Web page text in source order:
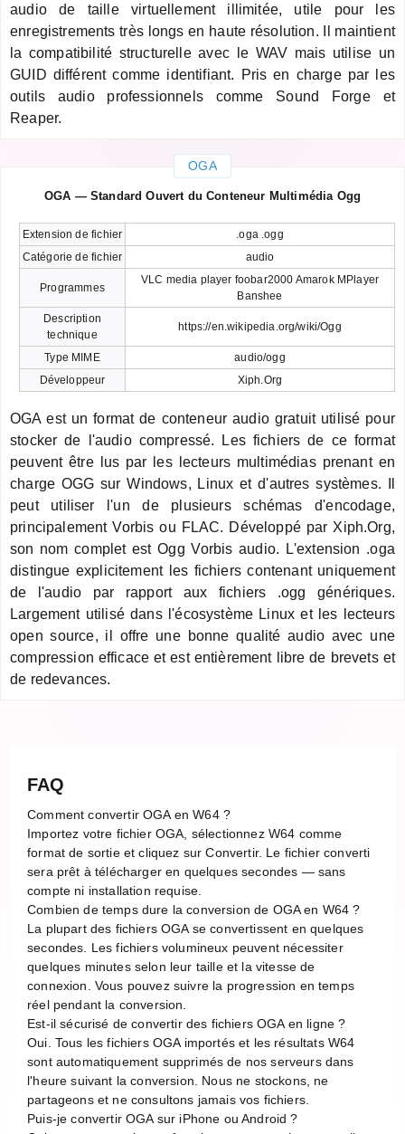
audio de taille virtuellement illimitée, utile pour les
enregistrements très longs en haute résolution. Il maintient
la compatibilité structurelle avec le WAV mais utilise un
GUID différent comme identifiant. Pris en charge par les
outils audio professionnels comme Sound Forge et
Reaper.
OGA
OGA — Standard Ouvert du Conteneur Multimédia Ogg
Extension de fichier
.oga .ogg
Catégorie de fichier
audio
Programmes
VLC media player foobar2000 Amarok MPlayer
Banshee
Description
technique
https://en.wikipedia.org/wiki/Ogg
Type MIME
audio/ogg
Développeur
Xiph.Org
OGA est un format de conteneur audio gratuit utilisé pour
stocker de l'audio compressé. Les fichiers de ce format
peuvent être lus par les lecteurs multimédias prenant en
charge OGG sur Windows, Linux et d'autres systèmes. Il
peut utiliser l'un de plusieurs schémas d'encodage,
principalement Vorbis ou FLAC. Développé par Xiph.Org,
son nom complet est Ogg Vorbis audio. L'extension .oga
distingue explicitement les fichiers contenant uniquement
de l'audio par rapport aux fichiers .ogg génériques.
Largement utilisé dans l'écosystème Linux et les lecteurs
open source, il offre une bonne qualité audio avec une
compression efficace et est entièrement libre de brevets et
de redevances.
FAQ
Comment convertir OGA en W64 ?
Importez votre fichier OGA, sélectionnez W64 comme
format de sortie et cliquez sur Convertir. Le fichier converti
sera prêt à télécharger en quelques secondes — sans
compte ni installation requise.
Combien de temps dure la conversion de OGA en W64 ?
La plupart des fichiers OGA se convertissent en quelques
secondes. Les fichiers volumineux peuvent nécessiter
quelques minutes selon leur taille et la vitesse de
connexion. Vous pouvez suivre la progression en temps
réel pendant la conversion.
Est-il sécurisé de convertir des fichiers OGA en ligne ?
Oui. Tous les fichiers OGA importés et les résultats W64
sont automatiquement supprimés de nos serveurs dans
l'heure suivant la conversion. Nous ne stockons, ne
partageons et ne consultons jamais vos fichiers.
Puis-je convertir OGA sur iPhone ou Android ?